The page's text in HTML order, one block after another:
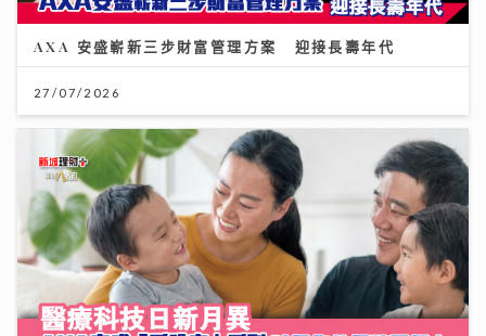
AXA 安盛嶄新三步財富管理方案 迎接長壽年代
27/07/2026